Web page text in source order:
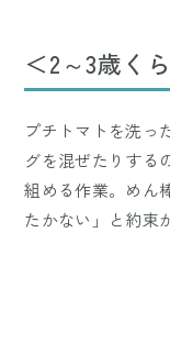
＜2～3歳く
プチトマトを洗っ
グを混ぜたりする
組める作業。めん
たかない」と約束